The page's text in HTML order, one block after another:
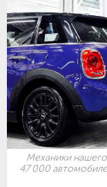
Механики
47 000